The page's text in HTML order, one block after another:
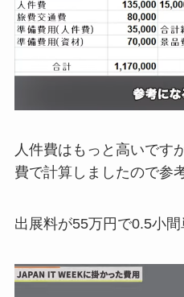
人件費はもっと高いです
費で計算しましたので参
出展料が55万円で0.5小間